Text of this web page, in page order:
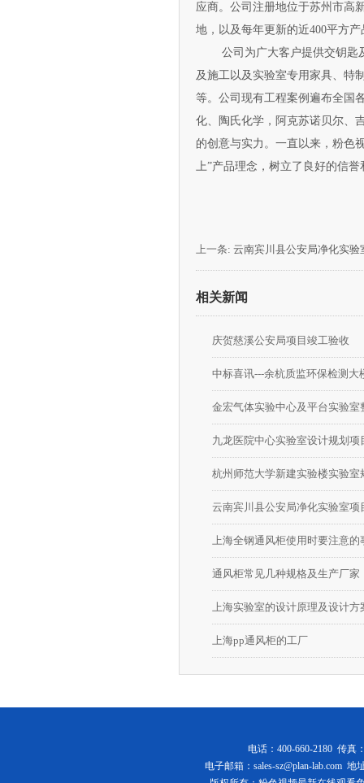
应商。公司注册地位于苏州市高
地，以及每年更新的近400平方产品
公司为广大客户提供交钥匙及打包
及施工以及实验室专用家具、特
等。公司现有工程案例遍布全国各
化、陶氏化学，阿克苏诺贝尔
的创意与实力。一直以来，粉
上”产品理念，树立了良好的信誉
上一条: 云南宾川县公安局净化实验
相关新闻
庆贺慈溪公安局项目竣工验收
中标喜讯---余杭质监环保检测大
金宏气体实验中心及平台实验室
九龙医院中心实验室设计规划项
杭州师范大学新建实验楼实验室
云南宾川县公安局净化实验室项
上海全钢通风柜使用时要注意的
通风柜常见几种规格及生产厂家
上海实验室的设计原理及设计方
上海pp通风柜的工厂
电话：400-660-2180 传真
电子邮箱： sales-sz@plan-lab.com 地